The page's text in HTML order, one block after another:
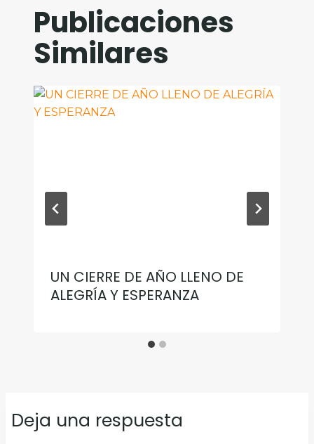
Publicaciones
Similares
UN CIERRE DE AÑO LLENO DE
ALEGRÍA Y ESPERANZA
Deja una respuesta